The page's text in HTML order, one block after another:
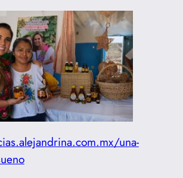
una-